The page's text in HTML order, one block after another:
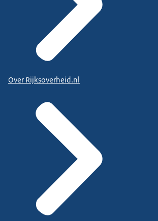
Over Rijksoverheid.nl